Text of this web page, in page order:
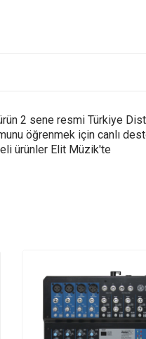
2 sene resmi Türkiye
öğrenmek için canlı
ürünler Elit Müzik'te